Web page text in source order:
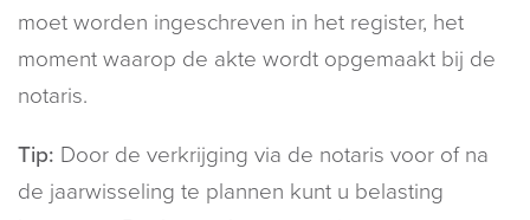
moet worden ingeschreven in het register, het
moment waarop de akte wordt opgemaakt bij de
notaris.
Tip: Door de verkrijging via de notaris voor of na
de jaarwisseling te plannen kunt u belasting